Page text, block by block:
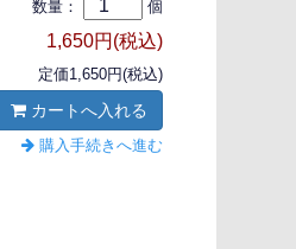
数量： 個
1,650円(税込)
定価1,650円(税込)
カートへ入れる
購入手続きへ進む